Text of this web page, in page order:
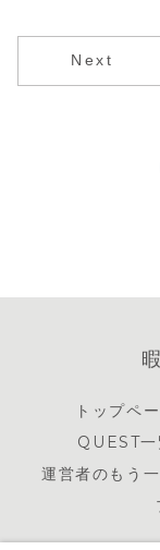
Next
トップペ
QUEST一
運営者のもう